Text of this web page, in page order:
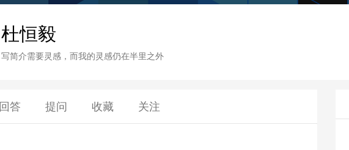
杜恒毅
写简介需要灵感，而我的灵感仍在半里之外
回答 提问 收藏 关注